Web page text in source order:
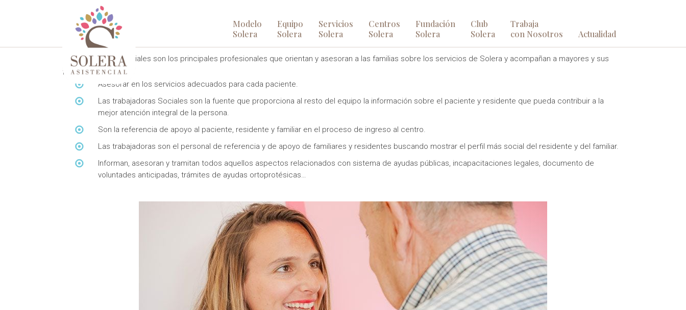
Modelo
Solera
Equipo
Solera
Servicios
Solera
Centros
Solera
Fundación
Solera
Club
Solera
Trabaja
con Nosotros
Actualidad
Trabajo Social
Las trabajadoras sociales son los principales profesionales que orientan y asesoran a las familias sobre los servicios de Solera y acompañan a mayores y sus
familiares.
Asesorar en los servicios adecuados para cada paciente.
Las trabajadoras Sociales son la fuente que proporciona al resto del equipo la información sobre el paciente y residente que pueda contribuir a la
mejor atención integral de la persona.
Son la referencia de apoyo al paciente, residente y familiar en el proceso de ingreso al centro.
Las trabajadoras son el personal de referencia y de apoyo de familiares y residentes buscando mostrar el perfil más social del residente y del familiar.
Informan, asesoran y tramitan todos aquellos aspectos relacionados con sistema de ayudas públicas, incapacitaciones legales, documento de
voluntades anticipadas, trámites de ayudas ortoprotésicas…